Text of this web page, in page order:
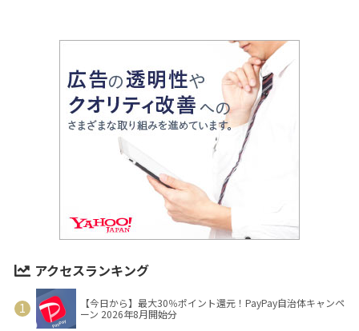
アクセスランキング
【今日から】最大30％ポイント還元！PayPay自治体キャンペ
ーン 2026年8月開始分